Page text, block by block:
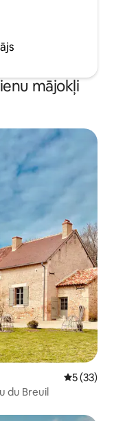
mājokļi
Vidējais
5 (33)
du Breuil